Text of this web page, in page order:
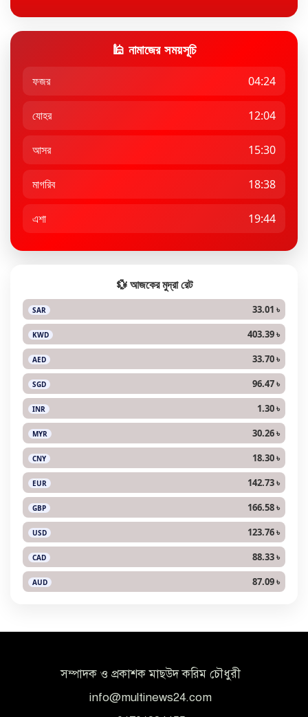
🕌 নামাজের সময়সূচি
ফজর 04:24
যোহর 12:04
আসর 15:30
মাগরিব 18:38
এশা 19:44
💱 আজকের মুদ্রা রেট
SAR 33.01 ৳
KWD 403.39 ৳
AED 33.70 ৳
SGD 96.47 ৳
INR 1.30 ৳
MYR 30.26 ৳
CNY 18.30 ৳
EUR 142.73 ৳
GBP 166.58 ৳
USD 123.76 ৳
CAD 88.33 ৳
AUD 87.09 ৳
সম্পাদক ও প্রকাশক মাছউদ করিম চৌধুরী
info@multinews24.com